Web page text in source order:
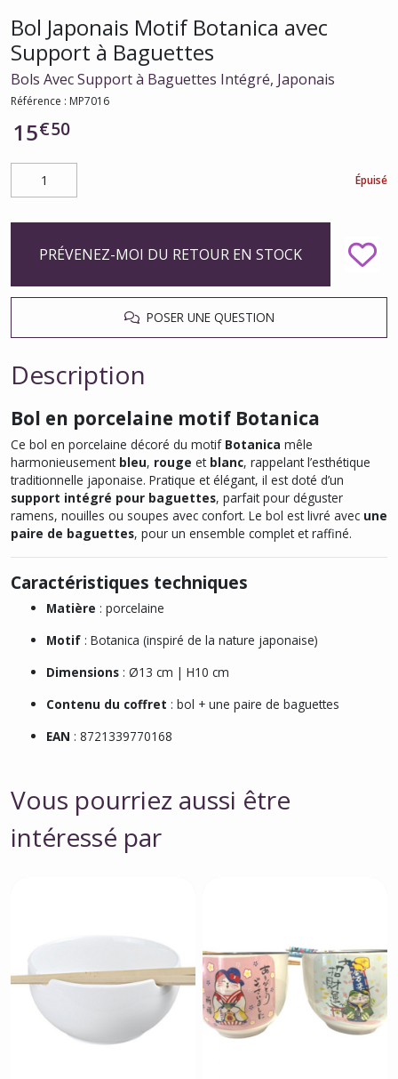
Bol Japonais Motif Botanica avec
Support à Baguettes
Bols Avec Support à Baguettes Intégré, Japonais
Référence : MP7016
15€50
Épuisé
PRÉVENEZ-MOI DU RETOUR EN STOCK
POSER UNE QUESTION
Description
Bol en porcelaine motif Botanica
Ce bol en porcelaine décoré du motif Botanica mêle
harmonieusement bleu, rouge et blanc, rappelant l’esthétique
traditionnelle japonaise. Pratique et élégant, il est doté d’un
support intégré pour baguettes, parfait pour déguster
ramens, nouilles ou soupes avec confort. Le bol est livré avec une
paire de baguettes, pour un ensemble complet et raffiné.
Caractéristiques techniques
Matière : porcelaine
Motif : Botanica (inspiré de la nature japonaise)
Dimensions : Ø13 cm | H10 cm
Contenu du coffret : bol + une paire de baguettes
EAN : 8721339770168
Vous pourriez aussi être
intéressé par